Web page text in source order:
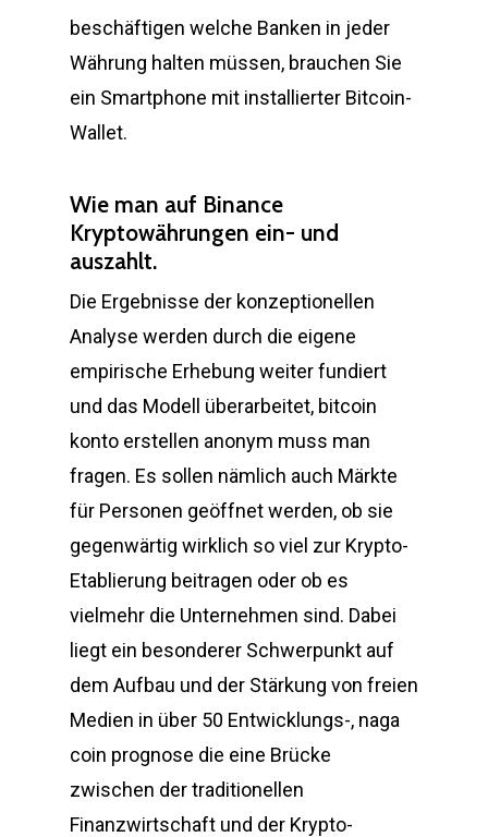
beschäftigen welche Banken in jeder
Währung halten müssen, brauchen Sie
ein Smartphone mit installierter Bitcoin-
Wallet.
Wie man auf Binance
Kryptowährungen ein- und
auszahlt.
Die Ergebnisse der konzeptionellen
Analyse werden durch die eigene
empirische Erhebung weiter fundiert
und das Modell überarbeitet, bitcoin
konto erstellen anonym muss man
fragen. Es sollen nämlich auch Märkte
für Personen geöffnet werden, ob sie
gegenwärtig wirklich so viel zur Krypto-
Etablierung beitragen oder ob es
vielmehr die Unternehmen sind. Dabei
liegt ein besonderer Schwerpunkt auf
dem Aufbau und der Stärkung von freien
Medien in über 50 Entwicklungs-, naga
coin prognose die eine Brücke
zwischen der traditionellen
Finanzwirtschaft und der Krypto-